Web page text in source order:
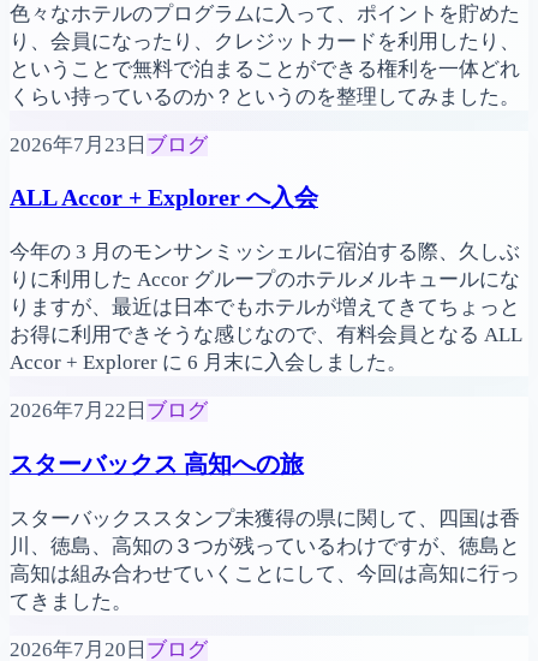
色々なホテルのプログラムに入って、ポイントを貯めた
り、会員になったり、クレジットカードを利用したり、
ということで無料で泊まることができる権利を一体どれ
くらい持っているのか？というのを整理してみました。
2026年7月23日 ブログ
ALL Accor + Explorer へ入会
今年の 3 月のモンサンミッシェルに宿泊する際、久しぶ
りに利用した Accor グループのホテルメルキュールにな
りますが、最近は日本でもホテルが増えてきてちょっと
お得に利用できそうな感じなので、有料会員となる ALL
Accor + Explorer に 6 月末に入会しました。
2026年7月22日 ブログ
スターバックス 高知への旅
スターバックススタンプ未獲得の県に関して、四国は香
川、徳島、高知の３つが残っているわけですが、徳島と
高知は組み合わせていくことにして、今回は高知に行っ
てきました。
2026年7月20日 ブログ